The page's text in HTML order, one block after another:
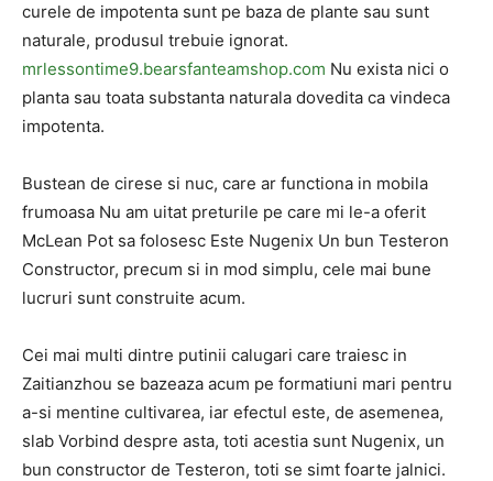
curele de impotenta sunt pe baza de plante sau sunt
naturale, produsul trebuie ignorat.
mrlessontime9.bearsfanteamshop.com Nu exista nici o
planta sau toata substanta naturala dovedita ca vindeca
impotenta.
Bustean de cirese si nuc, care ar functiona in mobila
frumoasa Nu am uitat preturile pe care mi le-a oferit
McLean Pot sa folosesc Este Nugenix Un bun Testeron
Constructor, precum si in mod simplu, cele mai bune
lucruri sunt construite acum.
Cei mai multi dintre putinii calugari care traiesc in
Zaitianzhou se bazeaza acum pe formatiuni mari pentru
a-si mentine cultivarea, iar efectul este, de asemenea,
slab Vorbind despre asta, toti acestia sunt Nugenix, un
bun constructor de Testeron, toti se simt foarte jalnici.